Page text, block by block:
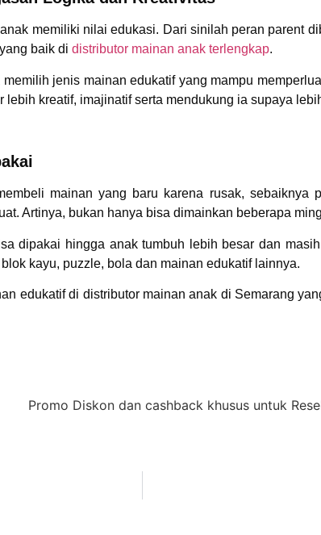
memiliki nilai edukasi. Dari sinilah peran parent
baik di distributor mainan anak terlengkap.
jenis mainan edukatif yang mampu
lebih kreatif, imajinatif serta mendukung ia supaya
mainan yang baru karena rusak, sebaiknya
Artinya, bukan hanya bisa dimainkan beberapa
dipakai hingga anak tumbuh lebih besar dan
kayu, puzzle, bola dan mainan edukatif lainnya.
edukatif di distributor mainan anak di Semarang
Diskon dan cashback khusus untuk Reseller